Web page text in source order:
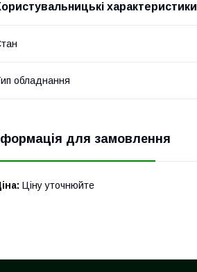
характеристики
обладнання
для замовлення
Ціну уточнюйте